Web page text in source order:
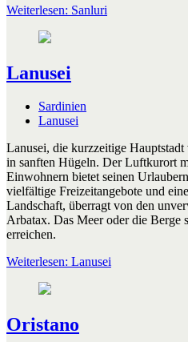
Weiterlesen: Sanluri
Lanusei
Sardinien
Lanusei
Lanusei, die kurzzeitige
in sanften Hügeln. Der Luftkurort
Einwohnern bietet seinen
vielfältige Freizeitangebote und
Landschaft, überragt von den
Arbatax. Das Meer oder die Berge
erreichen.
Weiterlesen: Lanusei
Oristano